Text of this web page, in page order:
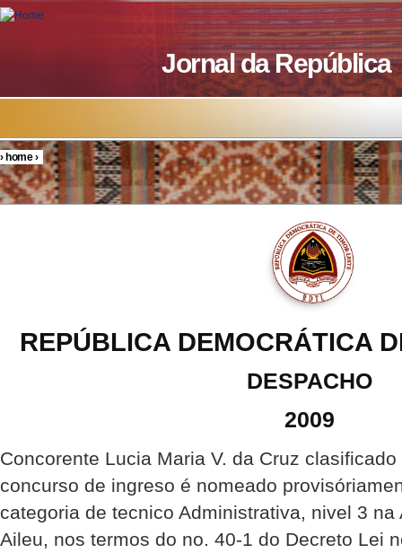
Skip to main content
Jornal da República
You are here
›home›
REPÚBLICA DEMOCRÁTICA
DESPACHO
2009
Concorente Lucia Maria V. da Cruz
concurso de ingreso é nomeado
categoria de tecnico Administrativa, nivel 3
Aileu, nos termos do no. 40-1 do Decreto Lei